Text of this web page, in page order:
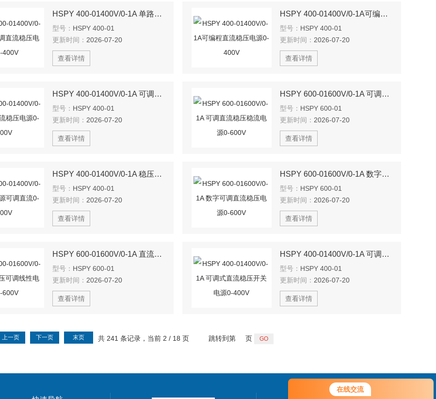
在线交流
HSPY 400-01400V/0-1A 单路可调直流稳压电源0-400V
型号： HSPY 400-01
更新时间： 2026-07-20
查看详情
HSPY 400-01400V/0-1A可编程直流稳压电源0-400V
型号： HSPY 400-01
更新时间： 2026-07-20
查看详情
HSPY 400-01400V/0-1A 可调直流稳压电源0-400V
型号： HSPY 400-01
更新时间： 2026-07-20
查看详情
HSPY 600-01600V/0-1A 可调直流稳压稳流电源0-600V
型号： HSPY 600-01
更新时间： 2026-07-20
查看详情
HSPY 400-01400V/0-1A 稳压电源可调直流0-400V
型号： HSPY 400-01
更新时间： 2026-07-20
查看详情
HSPY 600-01600V/0-1A 数字可调直流稳压电源0-600V
型号： HSPY 600-01
更新时间： 2026-07-20
查看详情
HSPY 600-01600V/0-1A 直流稳压可调线性电源0-600V
型号： HSPY 600-01
更新时间： 2026-07-20
查看详情
HSPY 400-01400V/0-1A 可调式直流稳压开关电源0-400V
型号： HSPY 400-01
更新时间： 2026-07-20
查看详情
共 241 条记录，当前 2 / 18 页
上一页 下一页 末页 跳转到第 页